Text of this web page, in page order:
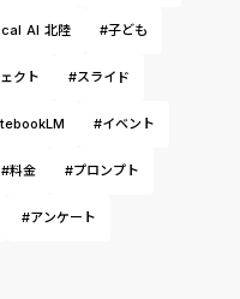
AI 北陸 #子ども
クト #スライド
#イベント
#料金 #プロンプト
#アンケート